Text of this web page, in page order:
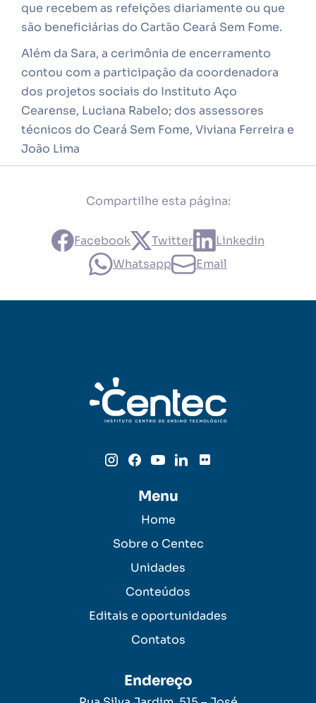
que recebem as refeições diariamente ou que
são beneficiárias do Cartão Ceará Sem Fome.
Além da Sara, a cerimônia de encerramento
contou com a participação da coordenadora
dos projetos sociais do Instituto Aço
Cearense, Luciana Rabelo; dos assessores
técnicos do Ceará Sem Fome, Viviana Ferreira e
João Lima
Compartilhe esta página:
Facebook Twitter
Linkedin
Whatsapp
Email
Menu
Home
Sobre o Centec
Unidades
Conteúdos
Editais e oportunidades
Contatos
Endereço